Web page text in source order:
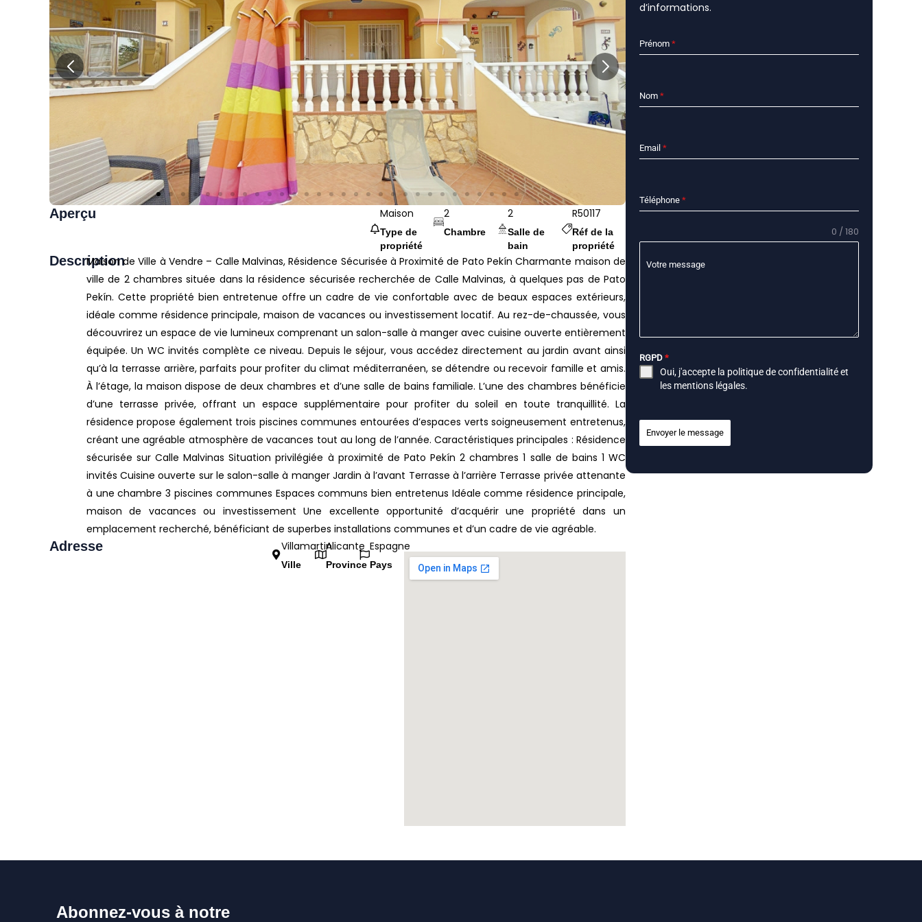
Aperçu Maison
Type de
propriété
2
Chambre
2
Salle de
bain
R50117
Réf de la
propriété
DescriptionMaison de Ville à Vendre – Calle Malvinas, Résidence Sécurisée à Proximité de Pato Pekín Charmante maison de
ville de 2 chambres située dans la résidence sécurisée recherchée de Calle Malvinas, à quelques pas de Pato
Pekín. Cette propriété bien entretenue offre un cadre de vie confortable avec de beaux espaces extérieurs,
idéale comme résidence principale, maison de vacances ou investissement locatif. Au rez-de-chaussée, vous
découvrirez un espace de vie lumineux comprenant un salon-salle à manger avec cuisine ouverte entièrement
équipée. Un WC invités complète ce niveau. Depuis le séjour, vous accédez directement au jardin avant ainsi
qu’à la terrasse arrière, parfaits pour profiter du climat méditerranéen, se détendre ou recevoir famille et amis.
À l’étage, la maison dispose de deux chambres et d’une salle de bains familiale. L’une des chambres bénéficie
d’une terrasse privée, offrant un espace supplémentaire pour profiter du soleil en toute tranquillité. La
résidence propose également trois piscines communes entourées d’espaces verts soigneusement entretenus,
créant une agréable atmosphère de vacances tout au long de l’année. Caractéristiques principales : Résidence
sécurisée sur Calle Malvinas Situation privilégiée à proximité de Pato Pekín 2 chambres 1 salle de bains 1 WC
invités Cuisine ouverte sur le salon-salle à manger Jardin à l’avant Terrasse à l’arrière Terrasse privée attenante
à une chambre 3 piscines communes Espaces communs bien entretenus Idéale comme résidence principale,
maison de vacances ou investissement Une excellente opportunité d’acquérir une propriété dans un
emplacement recherché, bénéficiant de superbes installations communes et d’un cadre de vie agréable.
Adresse Villamartin
Ville
Alicante
Province
Espagne
Pays
d’informations.
Prénom *
Nom *
Email *
Téléphone *
Votre message
0 / 180
RGPD *
Oui, j'accepte la politique de confidentialitéet
les mentions légales.
Envoyer le message
Abonnez-vous à notre